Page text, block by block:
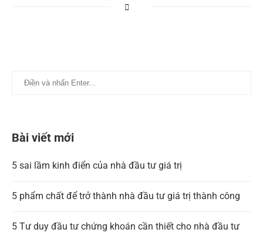
Bài viết mới
5 sai lầm kinh điển của nhà đầu tư giá trị
5 phẩm chất để trở thành nhà đầu tư giá trị thành công
5 Tư duy đầu tư chứng khoán cần thiết cho nhà đầu tư